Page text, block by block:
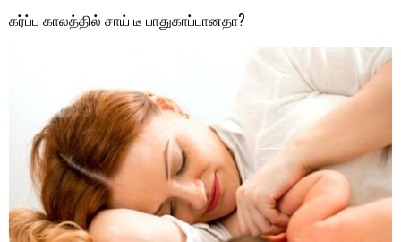
கர்ப்ப காலத்தில் சாய் டீ பாதுகாப்பானதா?